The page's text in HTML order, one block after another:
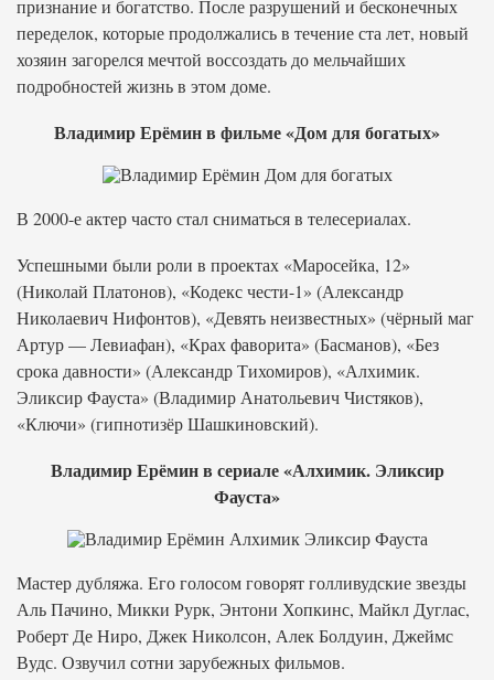
признание и богатство. После разрушений и бесконечных
переделок, которые продолжались в течение ста лет, новый
хозяин загорелся мечтой воссоздать до мельчайших
подробностей жизнь в этом доме.
Владимир Ерёмин в фильме «Дом для богатых»
В 2000-е актер часто стал сниматься в телесериалах.
Успешными были роли в проектах «Маросейка, 12»
(Николай Платонов), «Кодекс чести-1» (Александр
Николаевич Нифонтов), «Девять неизвестных» (чёрный маг
Артур — Левиафан), «Крах фаворита» (Басманов), «Без
срока давности» (Александр Тихомиров), «Алхимик.
Эликсир Фауста» (Владимир Анатольевич Чистяков),
«Ключи» (гипнотизёр Шашкиновский).
Владимир Ерёмин в сериале «Алхимик. Эликсир
Фауста»
Мастер дубляжа. Его голосом говорят голливудские звезды
Аль Пачино, Микки Рурк, Энтони Хопкинс, Майкл Дуглас,
Роберт Де Ниро, Джек Николсон, Алек Болдуин, Джеймс
Вудс. Озвучил сотни зарубежных фильмов.